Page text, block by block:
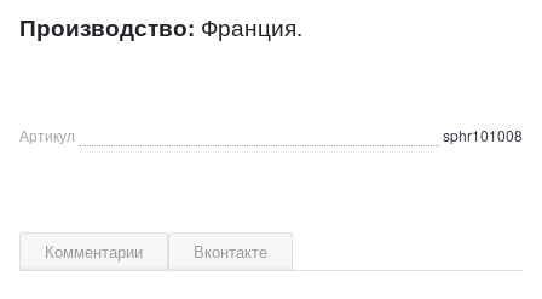
Производство: Франция.
Артикул sphr101008
Комментарии Вконтакте